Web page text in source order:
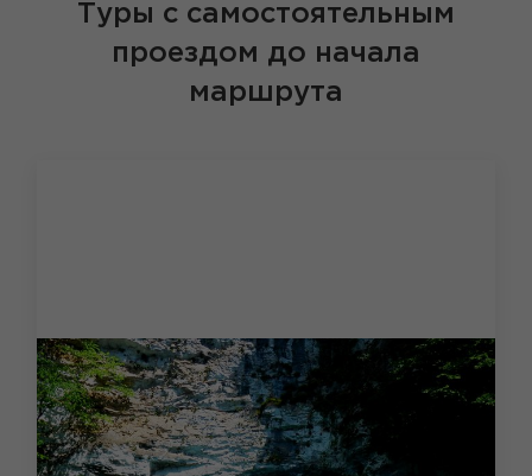
Туры с самостоятельным
проездом до начала
маршрута